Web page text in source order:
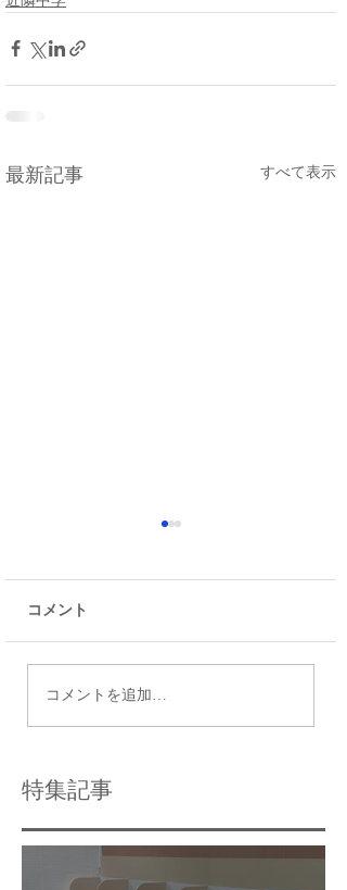
最新記事 すべて表示
P1篠崎生の成績表やテ
コメント
コメントを追加…
特集記事